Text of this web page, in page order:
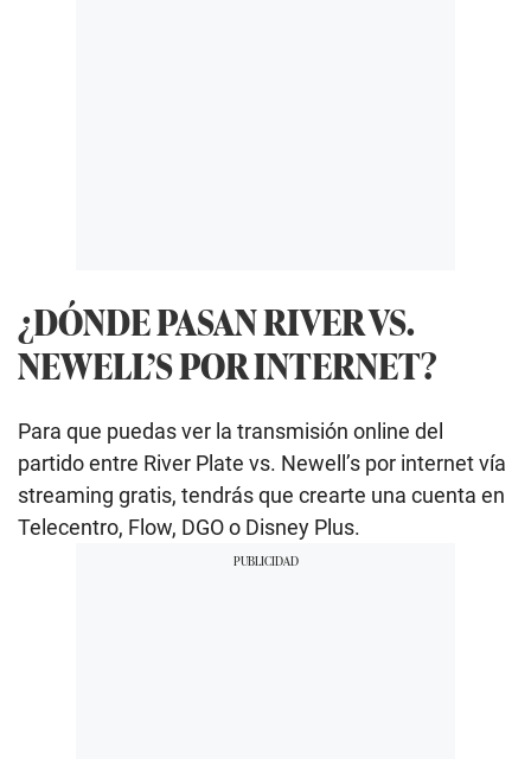
¿DÓNDE PASAN RIVER VS.
NEWELL’S POR INTERNET?
Para que puedas ver la transmisión online del
partido entre River Plate vs. Newell’s por internet vía
streaming gratis, tendrás que crearte una cuenta en
Telecentro, Flow, DGO o Disney Plus.